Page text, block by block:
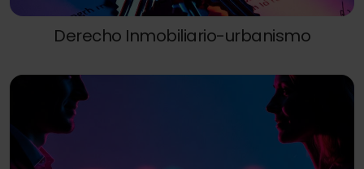
Derecho Inmobiliario-urbanismo